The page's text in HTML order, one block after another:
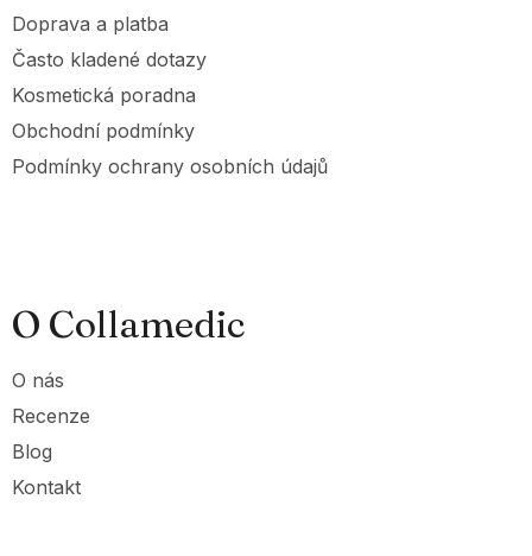
Doprava a platba
Často kladené dotazy
Kosmetická poradna
Obchodní podmínky
Podmínky ochrany osobních údajů
O Collamedic
O nás
Recenze
Blog
Kontakt